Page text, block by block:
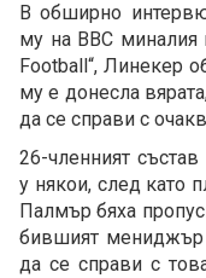
В обширно
му на BBC миналия
Football“, Линекер
му е донесла
да се справи с
26-членният
у някои, след като
Палмър бяха
бившият мениджър
да се справи с